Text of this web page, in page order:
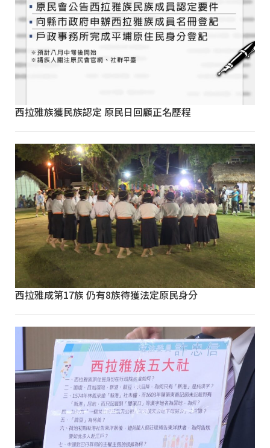
西拉雅族獲民族認定 原民日回顧正名歷程
西拉雅成第17族 仍有8族待獲法定原民身分